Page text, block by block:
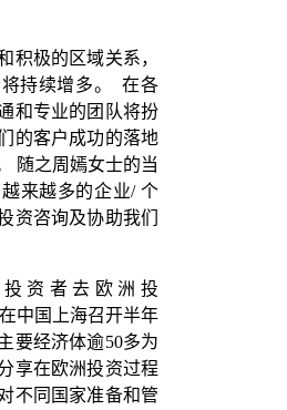
积极的区域关系，
持续增多。 在各
和专业的团队将扮
的客户成功的落地
随之周嫣女士的当
来越多的企业/ 个
资咨询及协助我们
资者去欧洲投
中国上海召开半年
要经济体逾50多为
享在欧洲投资过程
不同国家准备和管